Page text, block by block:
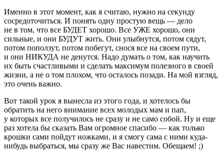
Именно в этот момент, как я считаю, нужно на секунду
сосредоточиться. И понять одну простую вещь — дело
не в том, что все БУДЕТ хорошо. Все УЖЕ хорошо, они
сильные, и они БУДУТ жить. Они улыбнутся, потом сядут,
потом поползут, потом побегут, снося все на своем пути,
и они НИКУДА не денутся. Надо думать о том, как научить
их быть счастливыми и сделать максимум полезного в своей
жизни, а не о том плохом, что осталось позади. На мой взгляд,
это очень важно.
Вот такой урок я вынесла из этого года, и хотелось бы
обратить на него внимание всех молодых мам и пап,
у которых все получилось не сразу и не само собой. Ну и еще
раз хотела бы сказать Вам огромное спасибо — как только
крошки сами пойдут ножками, и я смогу сама с ними куда-
нибудь выбраться, мы сразу же Вас навестим. Обещаем! ;)